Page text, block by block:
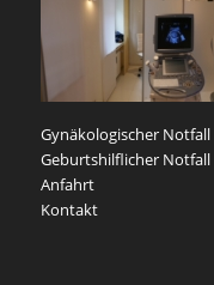
Gynäkologischer Notfall
Geburtshilflicher Notfall
Anfahrt
Kontakt